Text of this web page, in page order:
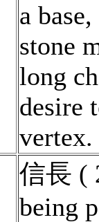
a
stone
long
desire
vertex.
信長 (
being